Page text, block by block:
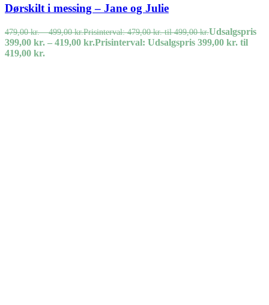
Dørskilt i messing – Jane og Julie
479,00kr. – 499,00kr.Prisinterval: 479,00 kr. til 499,00 kr.Udsalgspris
399,00 kr. – 419,00 kr.Prisinterval: Udsalgspris 399,00 kr. til
419,00 kr.